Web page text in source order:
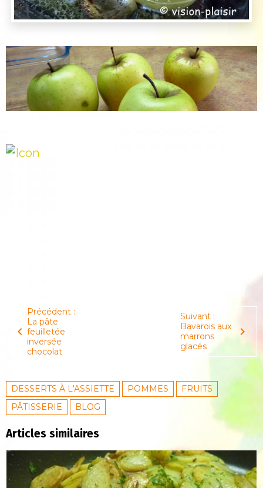
Précédent :
La pâte
feuilletée
inversée
chocolat
Suivant :
Bavarois aux
marrons
glacés
DESSERTS À L'ASSIETTE POMMES
FRUITS
PÂTISSERIE
BLOG
Articles similaires